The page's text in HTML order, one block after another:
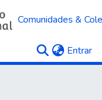
Comunidades &
Entrar